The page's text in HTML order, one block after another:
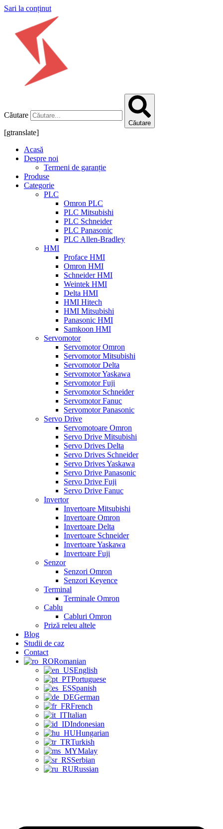
Sari la conținut
Căutare
Căutare
[gtranslate]
Acasă
Despre noi
Termeni de garanție
Produse
Categorie
PLC
Omron PLC
PLC Mitsubishi
PLC Schneider
PLC Panasonic
PLC Allen-Bradley
HMI
Proface HMI
Omron HMI
Schneider HMI
Weintek HMI
Delta HMI
HMI Hitech
HMI Mitsubishi
Panasonic HMI
Samkoon HMI
Servomotor
Servomotor Omron
Servomotor Mitsubishi
Servomotor Delta
Servomotor Yaskawa
Servomotor Fuji
Servomotor Schneider
Servomotor Fanuc
Servomotor Panasonic
Servo Drive
Servomotoare Omron
Servo Drive Mitsubishi
Servo Drives Delta
Servo Drives Schneider
Servo Drives Yaskawa
Servo Drive Panasonic
Servo Drive Fuji
Servo Drive Fanuc
Invertor
Invertoare Mitsubishi
Invertoare Omron
Invertoare Delta
Invertoare Schneider
Invertoare Yaskawa
Invertoare Fuji
Senzor
Senzori Omron
Senzori Keyence
Terminal
Terminale Omron
Cablu
Cabluri Omron
Priză releu altele
Blog
Studii de caz
Contact
Romanian
English
Portuguese
Spanish
German
French
Italian
Indonesian
Hungarian
Turkish
Malay
Serbian
Russian